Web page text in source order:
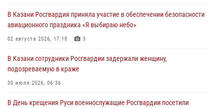
В Казани Росгвардия приняла участие в обеспечении безопасности
авиационного праздника «Я выбираю небо»
02 августа 2026, 17:18 3
В Казани сотрудники Росгвардии задержали женщину,
подозреваемую в краже
30 июля 2026, 06:36
В День крещения Руси военнослужащие Росгвардии посетили